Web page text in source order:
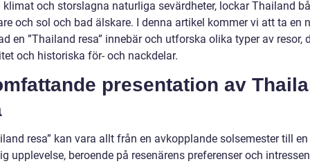
klimat och storslagna naturliga sevärdheter, lockar Thailand
och sol och bad älskare. I denna artikel kommer vi att ta en
en ”Thailand resa” innebär och utforska olika typer av resor,
och historiska för- och nackdelar.
presentation av
resa” kan vara allt från en avkopplande solsemester till en
upplevelse, beroende på resenärens preferenser och